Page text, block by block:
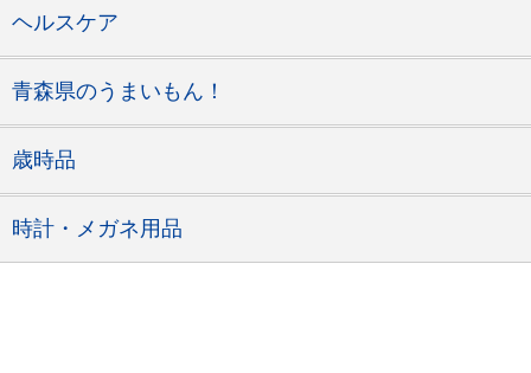
ヘルスケア
青森県のうまいもん！
歳時品
時計・メガネ用品